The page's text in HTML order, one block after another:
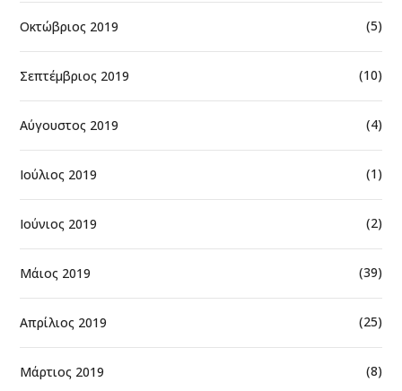
Οκτώβριος 2019 (5)
Σεπτέμβριος 2019 (10)
Αύγουστος 2019 (4)
Ιούλιος 2019 (1)
Ιούνιος 2019 (2)
Μάιος 2019 (39)
Απρίλιος 2019 (25)
Μάρτιος 2019 (8)